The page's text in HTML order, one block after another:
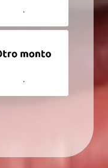
.
.